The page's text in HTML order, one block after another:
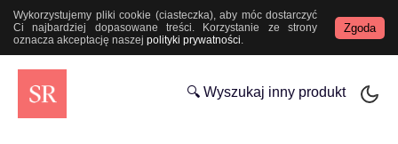
Wykorzystujemy pliki cookie (ciasteczka), aby móc dostarczyć
Ci najbardziej dopasowane treści. Korzystanie ze strony
oznacza akceptację naszej polityki prywatności.
Zgoda
🔍 Wyszukaj inny produkt